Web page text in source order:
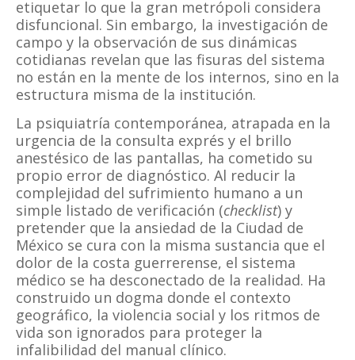
etiquetar lo que la gran metrópoli considera
disfuncional. Sin embargo, la investigación de
campo y la observación de sus dinámicas
cotidianas revelan que las fisuras del sistema
no están en la mente de los internos, sino en la
estructura misma de la institución.
La psiquiatría contemporánea, atrapada en la
urgencia de la consulta exprés y el brillo
anestésico de las pantallas, ha cometido su
propio error de diagnóstico. Al reducir la
complejidad del sufrimiento humano a un
simple listado de verificación (checklist) y
pretender que la ansiedad de la Ciudad de
México se cura con la misma sustancia que el
dolor de la costa guerrerense, el sistema
médico se ha desconectado de la realidad. Ha
construido un dogma donde el contexto
geográfico, la violencia social y los ritmos de
vida son ignorados para proteger la
infalibilidad del manual clínico.